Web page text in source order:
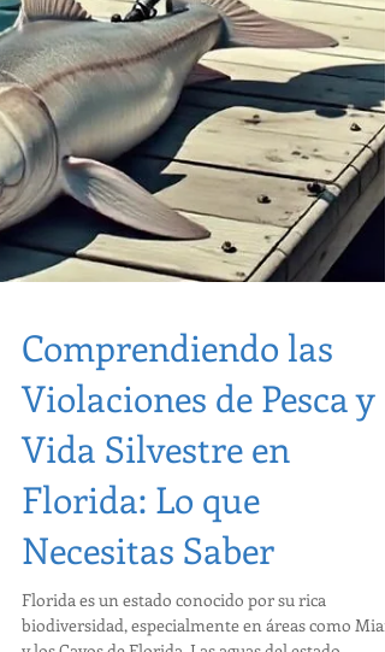
Comprendiendo las
Violaciones de Pesca y